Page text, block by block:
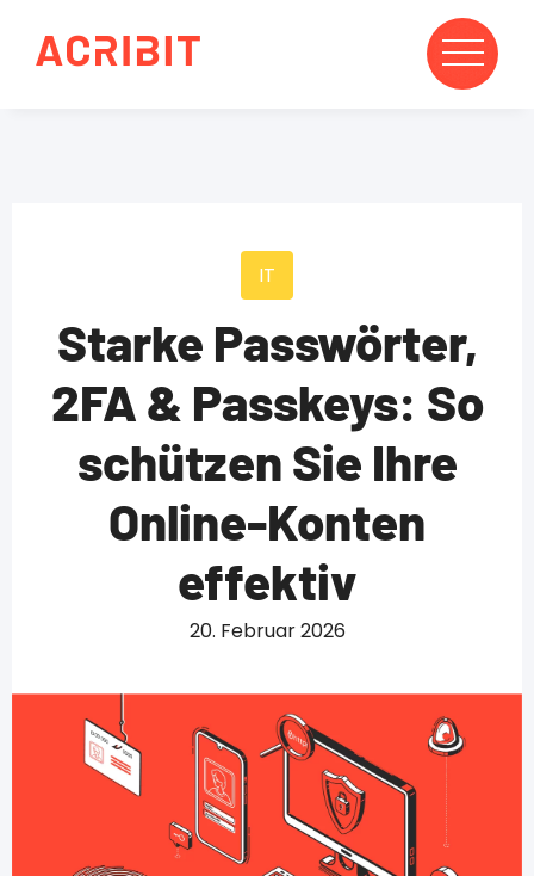
IT
Starke Passwörter,
2FA & Passkeys: So
schützen Sie Ihre
Online-Konten
effektiv
20. Februar 2026